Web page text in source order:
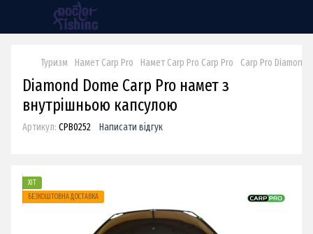
Туризм Намет Carp Pro Намет Carp Pro Carp Pro Carp Pro Diamond
Diamond Dome Carp Pro намет з
внутрішньою капсулою
Артикул: CPB0252 Написати відгук
ХІТ
БЕЗКОШТОВНА ДОСТАВКА